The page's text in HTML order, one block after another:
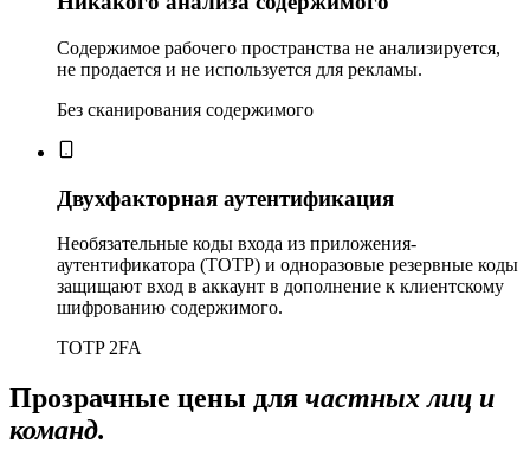
Содержимое рабочего пространства не анализируется,
не продается и не используется для рекламы.
Без сканирования содержимого
Двухфакторная аутентификация
Необязательные коды входа из приложения-
аутентификатора (TOTP) и одноразовые резервные коды
защищают вход в аккаунт в дополнение к клиентскому
шифрованию содержимого.
TOTP 2FA
Прозрачные цены для частных лиц и
команд.